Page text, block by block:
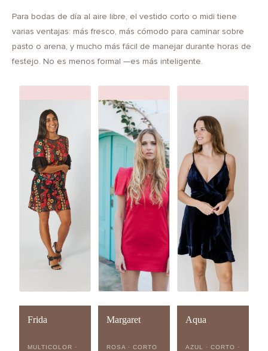
Para bodas de día al aire libre, el vestido corto o midi tiene
varias ventajas: más fresco, más cómodo para caminar sobre
pasto o arena, y mucho más fácil de manejar durante horas de
festejo. No es menos formal —es más inteligente.
Frida
MULTICOLOR ·
Margaret
ROSA · CORTO
Aqua
AZUL · CORTO ·